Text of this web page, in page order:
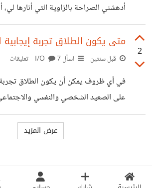
أدهشني الصراحة بالزاوية التي أنارها
القهوة، تعارف أول، هم زملاء عمل،
أصرّت الفتاة على المشاركة في الدفع! شعر
إصرارها. أصرّ هو بعد ذلك أنه سيدفع في
كعالة! أدركت أن السماح للمرأة بالدفع
الحادثة هو بمثابة قاعدة
2
متى يكون الطلاق تجربة إيجابية
قبل سنتين اسأل I/O7 تعليقات
في أي ظروف يمكن أن يكون الطلاق تجربة
على الصعيد الشخصي والنفسي
التي يسهم فيها الطلاق في بناء حياة
الشخصي بعد انتهاء العلاقة؟